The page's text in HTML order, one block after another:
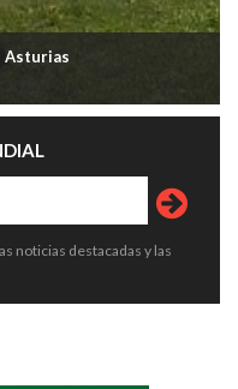
Asturias
noticias destacadas y las